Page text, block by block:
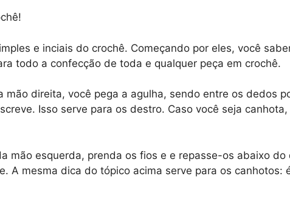
e inciais do crochê. Começando por eles, você
todo a confecção de toda e qualquer peça em crochê.
direita, você pega a agulha, sendo entre os dedos
Isso serve para os destro. Caso você seja
mão esquerda, prenda os fios e e repasse-os abaixo
A mesma dica do tópico acima serve para os canhotos: